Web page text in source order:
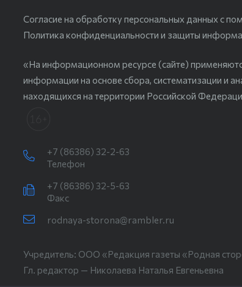
Согласие на обработку персональных данных с
Политика конфиденциальности и защиты
«На информационном ресурсе (сайте)
информации на основе сбора, систематизации и
находящихся на территории Российской
+7 (86386) 32-2-63
Телефон
+7 (86386) 32-5-63
Факс
rodnaya-storona@rambler.ru
Учредитель: ООО «Редакция газеты «Родная
Гл. редактор — Николаева Наталья Евгеньевна